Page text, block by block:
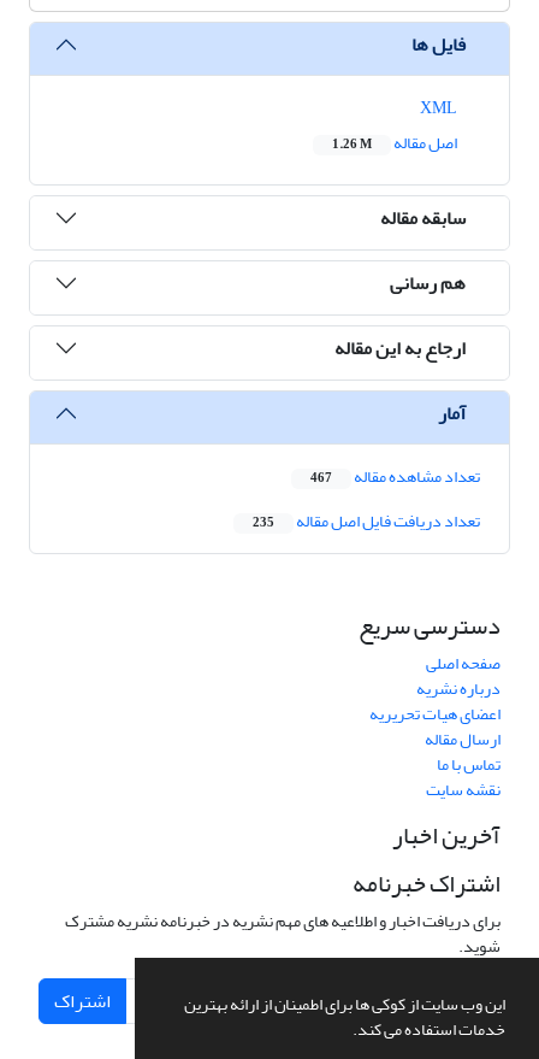
این وب سایت از کوکی ها برای اطمینان از ارائه بهترین
خدمات استفاده می کند.
فایل ها
اصل مقاله
1.26 M
سابقه مقاله
هم رسانی
ارجاع به این مقاله
آمار
تعداد مشاهده مقاله 467
تعداد دریافت فایل اصل مقاله 235
دسترسی سریع
صفحه اصلی
درباره نشریه
اعضای هیات تحریریه
ارسال مقاله
تماس با ما
نقشه سایت
آخرین اخبار
اشتراک خبرنامه
برای دریافت اخبار و اطلاعیه های مهم نشریه در خبرنامه نشریه مشترک
شوید.
اشتراک